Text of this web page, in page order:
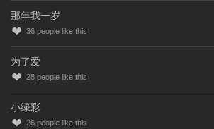
那年我一岁
36 people like this
为了爱
28 people like this
小绿彩
26 people like this